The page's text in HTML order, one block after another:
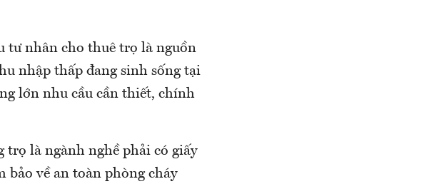
tư nhân cho thuê trọ là nguồn
nhập thấp đang sinh sống tại
lớn nhu cầu cần thiết, chính
là ngành nghề phải có giấy
bảo về an toàn phòng cháy